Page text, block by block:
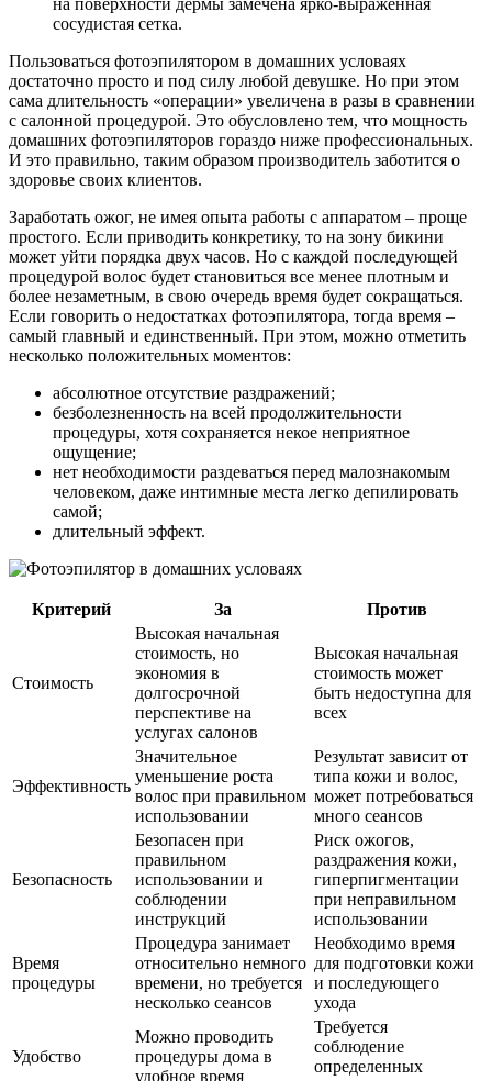
сосудистая сетка.
Пользоваться фотоэпилятором в домашних условаях
достаточно просто и под силу любой девушке. Но при этом
сама длительность «операции» увеличена в разы в сравнении
с салонной процедурой. Это обусловлено тем, что мощность
домашних фотоэпиляторов гораздо ниже профессиональных.
И это правильно, таким образом производитель заботится о
здоровье своих клиентов.
Заработать ожог, не имея опыта работы с аппаратом – проще
простого. Если приводить конкретику, то на зону бикини
может уйти порядка двух часов. Но с каждой последующей
процедурой волос будет становиться все менее плотным и
более незаметным, в свою очередь время будет сокращаться.
Если говорить о недостатках фотоэпилятора, тогда время –
самый главный и единственный. При этом, можно отметить
несколько положительных моментов:
абсолютное отсутствие раздражений;
безболезненность на всей продолжительности
процедуры, хотя сохраняется некое неприятное
ощущение;
нет необходимости раздеваться перед малознакомым
человеком, даже интимные места легко депилировать
самой;
длительный эффект.
Критерий За Против
Стоимость
Высокая начальная
стоимость, но
экономия в
долгосрочной
перспективе на
услугах салонов
Высокая начальная
стоимость может
быть недоступна для
всех
Эффективность
Значительное
уменьшение роста
волос при правильном
использовании
Результат зависит от
типа кожи и волос,
может потребоваться
много сеансов
Безопасность
Безопасен при
правильном
использовании и
соблюдении
инструкций
Риск ожогов,
раздражения кожи,
гиперпигментации
при неправильном
использовании
Время
процедуры
Процедура занимает
относительно немного
времени, но требуется
несколько сеансов
Необходимо время
для подготовки кожи
и последующего
ухода
Удобство
Можно проводить
процедуры дома в
удобное время
Требуется
соблюдение
определенных